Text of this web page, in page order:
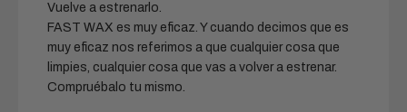
Vuelve a estrenarlo.
FAST WAX es muy eficaz. Y cuando decimos que es
muy eficaz nos referimos a que cualquier cosa que
limpies, cualquier cosa que vas a volver a estrenar.
Compruébalo tu mismo.